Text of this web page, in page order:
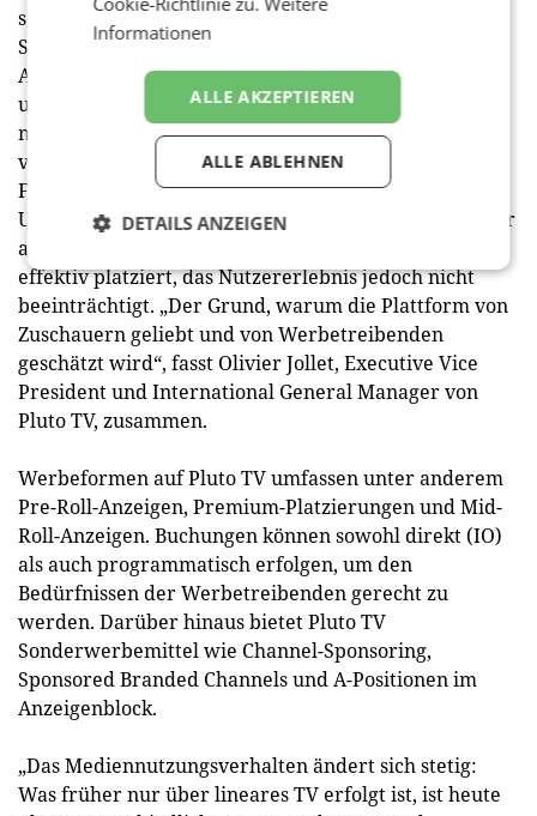
sowie 80 Millionen Nutzer positionieren das
Streamingportal als weltweit führenden FAST (Free
Ad-Supported Streaming TV) Service. Das Angebot
umfasst dabei mehr als 200 kostenlose originale und
markeneigene Kanäle, die in über 35 Ländern
verfügbar sind. Hinzu kommen tausende Filme und
Fernsehsendungen, die für ein abwechslungsreiches
Unterhaltungserlebnis sorgen. Möglich macht dies vor
allem eine Werbestruktur, welche Anzeigen zwar
effektiv platziert, das Nutzererlebnis jedoch nicht
beeinträchtigt. „Der Grund, warum die Plattform von
Zuschauern geliebt und von Werbetreibenden
geschätzt wird“, fasst Olivier Jollet, Executive Vice
President und International General Manager von
Pluto TV, zusammen.
Werbeformen auf Pluto TV umfassen unter anderem
Pre-Roll-Anzeigen, Premium-Platzierungen und Mid-
Roll-Anzeigen. Buchungen können sowohl direkt (IO)
als auch programmatisch erfolgen, um den
Bedürfnissen der Werbetreibenden gerecht zu
werden. Darüber hinaus bietet Pluto TV
Sonderwerbemittel wie Channel-Sponsoring,
Sponsored Branded Channels und A-Positionen im
Anzeigenblock.
„Das Mediennutzungsverhalten ändert sich stetig:
Was früher nur über lineares TV erfolgt ist, ist heute
Informationen
ALLE AKZEPTIEREN
ALLE ABLEHNEN
DETAILS ANZEIGEN